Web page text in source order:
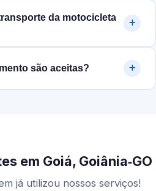
da motocicleta
são aceitas?
em Goiá, Goiânia‑GO
já utilizou nossos serviços!